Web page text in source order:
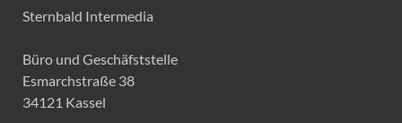
Sternbald Intermedia
Büro und Geschäfststelle
Esmarchstraße 38
34121 Kassel